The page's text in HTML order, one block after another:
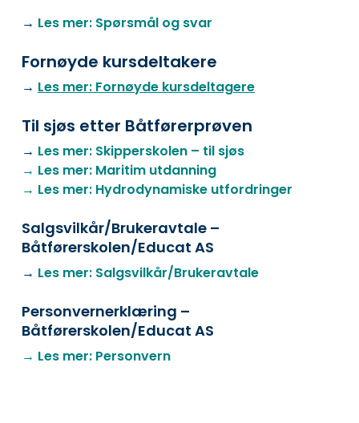
→ Les mer: Spørsmål og svar
Fornøyde kursdeltakere
→ Les mer: Fornøyde kursdeltagere
Til sjøs etter Båtførerprøven
→ Les mer: Skipperskolen – til sjøs
→ Les mer: Maritim utdanning
→ Les mer: Hydrodynamiske utfordringer
Salgsvilkår/Brukeravtale –
Båtførerskolen/Educat AS
→ Les mer: Salgsvilkår/Brukeravtale
Personvernerklæring –
Båtførerskolen/Educat AS
→ Les mer: Personvern